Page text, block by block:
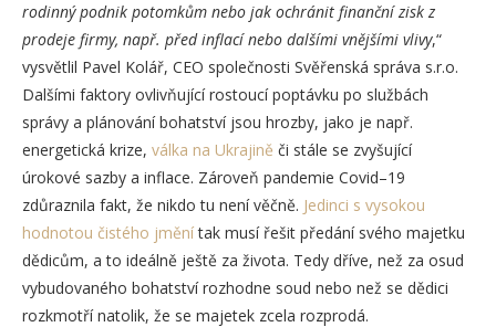
rodinný podnik potomkům nebo jak ochránit finanční zisk z
prodeje firmy, např. před inflací nebo dalšími vnějšími vlivy,“
vysvětlil Pavel Kolář, CEO společnosti Svěřenská správa s.r.o.
Dalšími faktory ovlivňující rostoucí poptávku po službách
správy a plánování bohatství jsou hrozby, jako je např.
energetická krize, válka na Ukrajině či stále se zvyšující
úrokové sazby a inflace. Zároveň pandemie Covid–19
zdůraznila fakt, že nikdo tu není věčně. Jedinci s vysokou
hodnotou čistého jměnítak musí řešit předání svého majetku
dědicům, a to ideálně ještě za života. Tedy dříve, než za osud
vybudovaného bohatství rozhodne soud nebo než se dědici
rozkmotří natolik, že se majetek zcela rozprodá.